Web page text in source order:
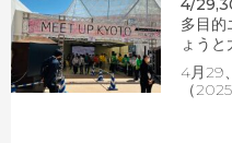
4/
多目
ょう
4月29
（2025